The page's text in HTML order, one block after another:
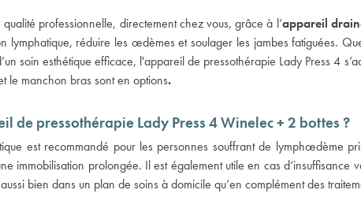
professionnelle, directement chez vous, grâce à l’appareil
lymphatique, réduire les œdèmes et soulager les jambes fatiguées.
soin esthétique efficace, l'appareil de pressothérapie Lady Press 4
le manchon bras sont en options.
de pressothérapie Lady Press 4 Winelec + 2 bottes ?
est recommandé pour les personnes souffrant de lymphœdème
immobilisation prolongée. Il est également utile en cas
bien dans un plan de soins à domicile qu’en complément des